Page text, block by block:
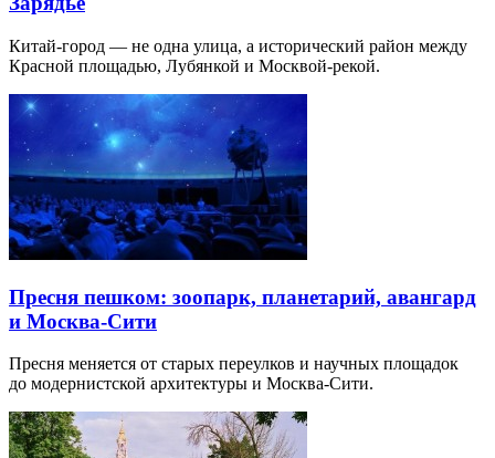
Китай-город — не одна улица, а исторический район между
Красной площадью, Лубянкой и Москвой-рекой.
Пресня пешком: зоопарк, планетарий, авангард
и Москва-Сити
Пресня меняется от старых переулков и научных площадок
до модернистской архитектуры и Москва-Сити.